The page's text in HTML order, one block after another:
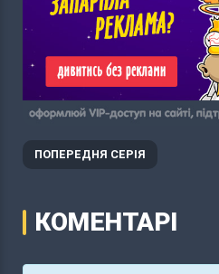
ПОПЕРЕДНЯ СЕРІЯ
КОМЕНТАРІ